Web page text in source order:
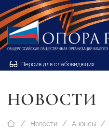
Версия для слабовидящих
НОВОСТИ
Новости Анонсы